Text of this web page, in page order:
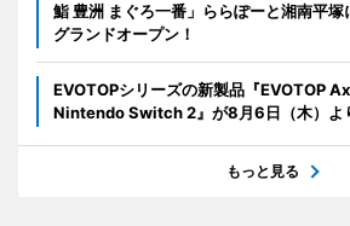
鮨 豊洲 まぐろ一番」ららぽーと湘南平
グランドオープン！
EVOTOPシリーズの新製品『EVOTOP
Nintendo Switch 2』が8月6日（木）よ
もっと見る